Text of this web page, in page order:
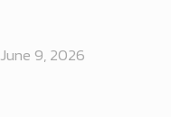
June 9, 2026